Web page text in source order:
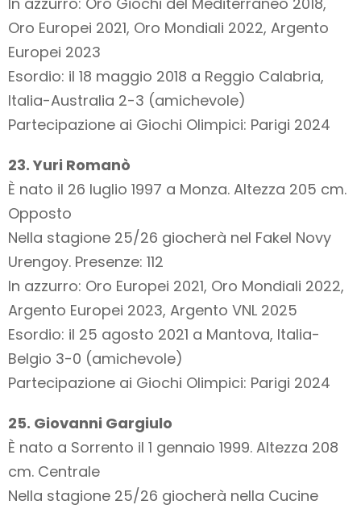
Oro Europei 2021, Oro Mondiali 2022, Argento
Europei 2023
Esordio: il 18 maggio 2018 a Reggio Calabria,
Italia-Australia 2-3 (amichevole)
Partecipazione ai Giochi Olimpici: Parigi 2024
23. Yuri Romanò
È nato il 26 luglio 1997 a Monza. Altezza 205 cm.
Opposto
Nella stagione 25/26 giocherà nel Fakel Novy
Urengoy. Presenze: 112
In azzurro: Oro Europei 2021, Oro Mondiali 2022,
Argento Europei 2023, Argento VNL 2025
Esordio: il 25 agosto 2021 a Mantova, Italia-
Belgio 3-0 (amichevole)
Partecipazione ai Giochi Olimpici: Parigi 2024
25. Giovanni Gargiulo
È nato a Sorrento il 1 gennaio 1999. Altezza 208
cm. Centrale
Nella stagione 25/26 giocherà nella Cucine